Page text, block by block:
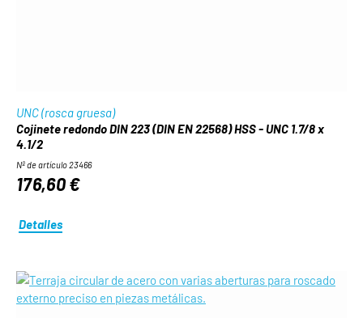
UNC (rosca gruesa)
Cojinete redondo DIN 223 (DIN EN 22568) HSS - UNC 1.7/8 x
4.1/2
Nº de artículo 23466
176,60 €
Detalles